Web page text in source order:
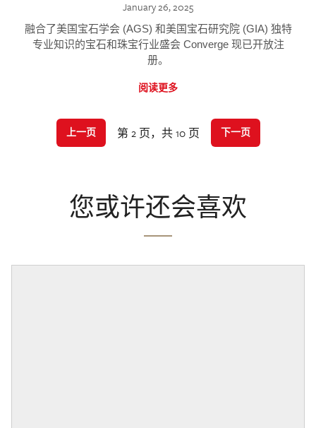
January 26, 2025
融合了美国宝石学会 (AGS) 和美国宝石研究院 (GIA) 独特
专业知识的宝石和珠宝行业盛会 Converge 现已开放注
册。
阅读更多
上一页 第 2 页，共 10 页 下一页
您或许还会喜欢